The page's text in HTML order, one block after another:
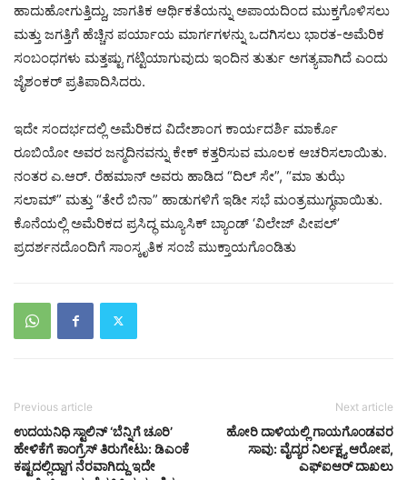
ಹಾದುಹೋಗುತ್ತಿದ್ದು, ಜಾಗತಿಕ ಆರ್ಥಿಕತೆಯನ್ನು ಅಪಾಯದಿಂದ ಮುಕ್ತಗೊಳಿಸಲು
ಮತ್ತು ಜಗತ್ತಿಗೆ ಹೆಚ್ಚಿನ ಪರ್ಯಾಯ ಮಾರ್ಗಗಳನ್ನು ಒದಗಿಸಲು ಭಾರತ-ಅಮೆರಿಕ
ಸಂಬಂಧಗಳು ಮತ್ತಷ್ಟು ಗಟ್ಟಿಯಾಗುವುದು ಇಂದಿನ ತುರ್ತು ಅಗತ್ಯವಾಗಿದೆ ಎಂದು
ಜೈಶಂಕರ್ ಪ್ರತಿಪಾದಿಸಿದರು.
ಇದೇ ಸಂದರ್ಭದಲ್ಲಿ ಅಮೆರಿಕದ ವಿದೇಶಾಂಗ ಕಾರ್ಯದರ್ಶಿ ಮಾರ್ಕೊ
ರೂಬಿಯೋ ಅವರ ಜನ್ಮದಿನವನ್ನು ಕೇಕ್ ಕತ್ತರಿಸುವ ಮೂಲಕ ಆಚರಿಸಲಾಯಿತು.
ನಂತರ ಎ.ಆರ್. ರೆಹಮಾನ್ ಅವರು ಹಾಡಿದ “ದಿಲ್ ಸೇ”, “ಮಾ ತುಝೆ
ಸಲಾಮ್” ಮತ್ತು “ತೇರೆ ಬಿನಾ” ಹಾಡುಗಳಿಗೆ ಇಡೀ ಸಭೆ ಮಂತ್ರಮುಗ್ಧವಾಯಿತು.
ಕೊನೆಯಲ್ಲಿ ಅಮೆರಿಕದ ಪ್ರಸಿದ್ಧ ಮ್ಯೂಸಿಕ್ ಬ್ಯಾಂಡ್ ‘ವಿಲೇಜ್ ಪೀಪಲ್’
ಪ್ರದರ್ಶನದೊಂದಿಗೆ ಸಾಂಸ್ಕೃತಿಕ ಸಂಜೆ ಮುಕ್ತಾಯಗೊಂಡಿತು
Previous article
ಉದಯನಿಧಿ ಸ್ಟಾಲಿನ್ ‘ಬೆನ್ನಿಗೆ ಚೂರಿ’
ಹೇಳಿಕೆಗೆ ಕಾಂಗ್ರೆಸ್ ತಿರುಗೇಟು: ಡಿಎಂಕೆ
ಕಷ್ಟದಲ್ಲಿದ್ದಾಗ ನೆರವಾಗಿದ್ದು ಇದೇ
Next article
ಹೋರಿ ದಾಳಿಯಲ್ಲಿ ಗಾಯಗೊಂಡವರ
ಸಾವು: ವೈದ್ಯರ ನಿರ್ಲಕ್ಷ್ಯ ಆರೋಪ,
ಎಫ್ಐಆರ್ ದಾಖಲು